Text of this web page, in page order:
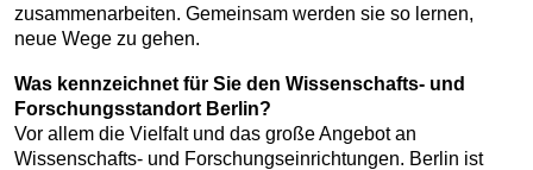
zusammenarbeiten. Gemeinsam werden sie so lernen,
neue Wege zu gehen.
Was kennzeichnet für Sie den Wissenschafts- und
Forschungsstandort Berlin?
Vor allem die Vielfalt und das große Angebot an
Wissenschafts- und Forschungseinrichtungen. Berlin ist